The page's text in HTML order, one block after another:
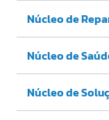
Núcleo de
Núcleo de
Núcleo de